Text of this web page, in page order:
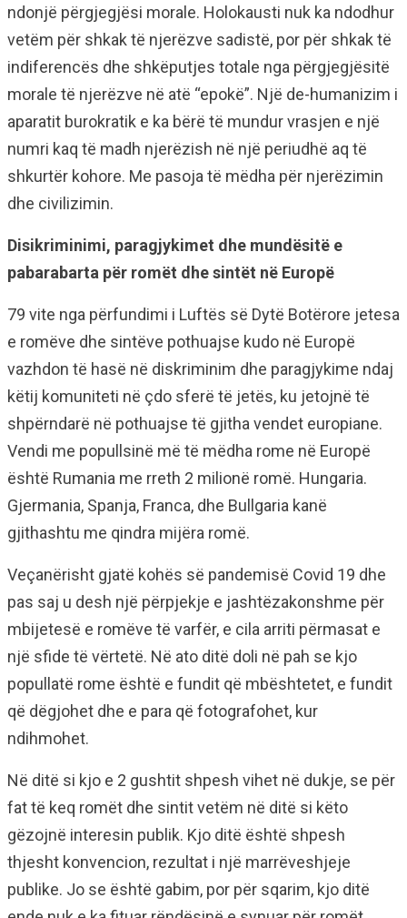
ndonjë përgjegjësi morale. Holokausti nuk ka ndodhur
vetëm për shkak të njerëzve sadistë, por për shkak të
indiferencës dhe shkëputjes totale nga përgjegjësitë
morale të njerëzve në atë “epokë”. Një de-humanizim i
aparatit burokratik e ka bërë të mundur vrasjen e një
numri kaq të madh njerëzish në një periudhë aq të
shkurtër kohore. Me pasoja të mëdha për njerëzimin
dhe civilizimin.
Disikriminimi, paragjykimet dhe mundësitë e
pabarabarta për romët dhe sintët në Europë
79 vite nga përfundimi i Luftës së Dytë Botërore jetesa
e romëve dhe sintëve pothuajse kudo në Europë
vazhdon të hasë në diskriminim dhe paragjykime ndaj
këtij komuniteti në çdo sferë të jetës, ku jetojnë të
shpërndarë në pothuajse të gjitha vendet europiane.
Vendi me popullsinë më të mëdha rome në Europë
është Rumania me rreth 2 milionë romë. Hungaria.
Gjermania, Spanja, Franca, dhe Bullgaria kanë
gjithashtu me qindra mijëra romë.
Veçanërisht gjatë kohës së pandemisë Covid 19 dhe
pas saj u desh një përpjekje e jashtëzakonshme për
mbijetesë e romëve të varfër, e cila arriti përmasat e
një sfide të vërtetë. Në ato ditë doli në pah se kjo
popullatë rome është e fundit që mbështetet, e fundit
që dëgjohet dhe e para që fotografohet, kur
ndihmohet.
Në ditë si kjo e 2 gushtit shpesh vihet në dukje, se për
fat të keq romët dhe sintit vetëm në ditë si këto
gëzojnë interesin publik. Kjo ditë është shpesh
thjesht konvencion, rezultat i një marrëveshjeje
publike. Jo se është gabim, por për sqarim, kjo ditë